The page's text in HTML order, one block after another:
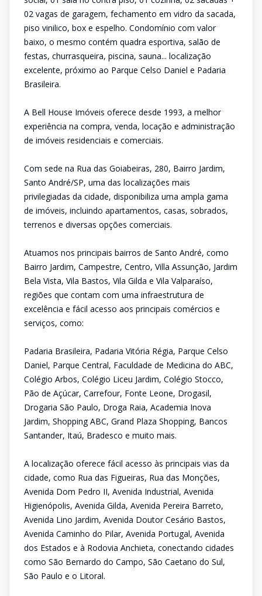
02 vagas de garagem, fechamento em vidro da sacada,
piso vinilico, box e espelho. Condomínio com valor
baixo, o mesmo contém quadra esportiva, salão de
festas, churrasqueira, piscina, sauna... localização
excelente, próximo ao Parque Celso Daniel e Padaria
Brasileira.
A Bell House Imóveis oferece desde 1993, a melhor
experiência na compra, venda, locação e administração
de imóveis residenciais e comerciais.
Com sede na Rua das Goiabeiras, 280, Bairro Jardim,
Santo André/SP, uma das localizações mais
privilegiadas da cidade, disponibiliza uma ampla gama
de imóveis, incluindo apartamentos, casas, sobrados,
terrenos e diversas opções comerciais.
Atuamos nos principais bairros de Santo André, como
Bairro Jardim, Campestre, Centro, Villa Assunção, Jardim
Bela Vista, Vila Bastos, Vila Gilda e Vila Valparaíso,
regiões que contam com uma infraestrutura de
excelência e fácil acesso aos principais comércios e
serviços, como:
Padaria Brasileira, Padaria Vitória Régia, Parque Celso
Daniel, Parque Central, Faculdade de Medicina do ABC,
Colégio Arbos, Colégio Liceu Jardim, Colégio Stocco,
Pão de Açúcar, Carrefour, Fonte Leone, Drogasil,
Drogaria São Paulo, Droga Raia, Academia Inova
Jardim, Shopping ABC, Grand Plaza Shopping, Bancos
Santander, Itaú, Bradesco e muito mais.
A localização oferece fácil acesso às principais vias da
cidade, como Rua das Figueiras, Rua das Monções,
Avenida Dom Pedro II, Avenida Industrial, Avenida
Higienópolis, Avenida Gilda, Avenida Pereira Barreto,
Avenida Lino Jardim, Avenida Doutor Cesário Bastos,
Avenida Caminho do Pilar, Avenida Portugal, Avenida
dos Estados e à Rodovia Anchieta, conectando cidades
como São Bernardo do Campo, São Caetano do Sul,
São Paulo e o Litoral.